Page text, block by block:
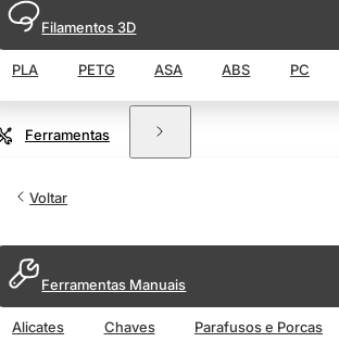
Filamentos 3D
PLA PETG ASA ABS PC
Ferramentas
Voltar
Ferramentas Manuais
Alicates Chaves Parafusos e Porcas